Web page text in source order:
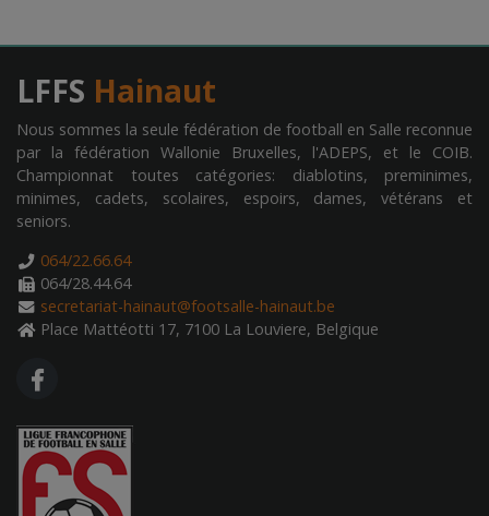
LFFS Hainaut
Nous sommes la seule fédération de football en Salle reconnue
par la fédération Wallonie Bruxelles, l'ADEPS, et le COIB.
Championnat toutes catégories: diablotins, preminimes,
minimes, cadets, scolaires, espoirs, dames, vétérans et
seniors.
064/22.66.64
064/28.44.64
secretariat-hainaut@footsalle-hainaut.be
Place Mattéotti 17, 7100 La Louviere, Belgique
FA FACEBOOK F